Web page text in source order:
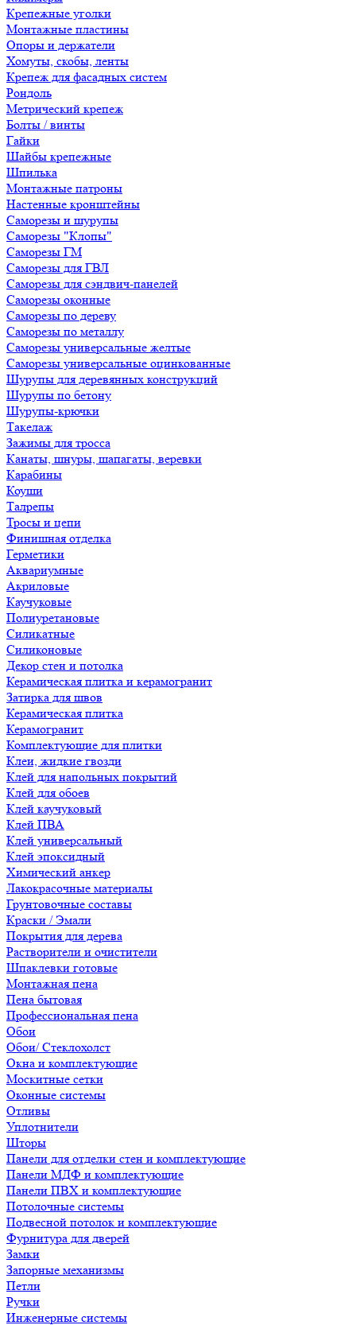
Крепежные уголки
Монтажные пластины
Опоры и держатели
Хомуты, скобы, ленты
Крепеж для фасадных систем
Рондоль
Метрический крепеж
Болты / винты
Гайки
Шайбы крепежные
Шпилька
Монтажные патроны
Настенные кронштейны
Саморезы и шурупы
Саморезы "Клопы"
Саморезы ГМ
Саморезы для ГВЛ
Саморезы для сэндвич-панелей
Саморезы оконные
Саморезы по дереву
Саморезы по металлу
Саморезы универсальные желтые
Саморезы универсальные оцинкованные
Шурупы для деревянных конструкций
Шурупы по бетону
Шурупы-крючки
Такелаж
Зажимы для тросса
Канаты, шнуры, шапагаты, веревки
Карабины
Коуши
Талрепы
Тросы и цепи
Финишная отделка
Герметики
Аквариумные
Акриловые
Каучуковые
Полиуретановые
Силикатные
Силиконовые
Декор стен и потолка
Керамическая плитка и керамогранит
Затирка для швов
Керамическая плитка
Керамогранит
Комплектующие для плитки
Клеи, жидкие гвозди
Клей для напольных покрытий
Клей для обоев
Клей каучуковый
Клей ПВА
Клей универсальный
Клей эпоксидный
Химический анкер
Лакокрасочные материалы
Грунтовочные составы
Краски / Эмали
Покрытия для дерева
Растворители и очистители
Шпаклевки готовые
Монтажная пена
Пена бытовая
Профессиональная пена
Обои
Обои/ Стеклохолст
Окна и комплектующие
Москитные сетки
Оконные системы
Отливы
Уплотнители
Шторы
Панели для отделки стен и комплектующие
Панели МДФ и комплектующие
Панели ПВХ и комплектующие
Потолочные системы
Подвесной потолок и комплектующие
Фурнитура для дверей
Замки
Запорные механизмы
Петли
Ручки
Инженерные системы